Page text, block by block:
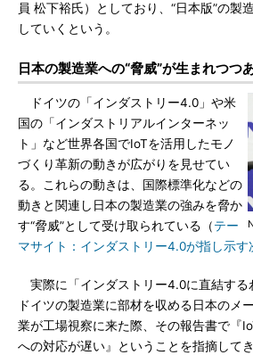
員 松下裕氏）としており、“日本版”の製
していくという。
日本の製造業への“脅威”が生まれつつ
ドイツの「インダストリー4.0」や米
国の「インダストリアルインターネッ
ト」など世界各国でIoTを活用したモノ
づくり革新の動きが広がりを見せてい
る。これらの動きは、国際標準化などの
動きと関連し日本の製造業の強みを脅か
す“脅威”として受け取られている（テー
マサイト：インダストリー4.0が指し示す
実際に「インダストリー4.0に直結する
ドイツの製造業に部材を収める日本のメ
業が工場視察に来た際、その報告書で『
への対応が遅い』ということを指摘して